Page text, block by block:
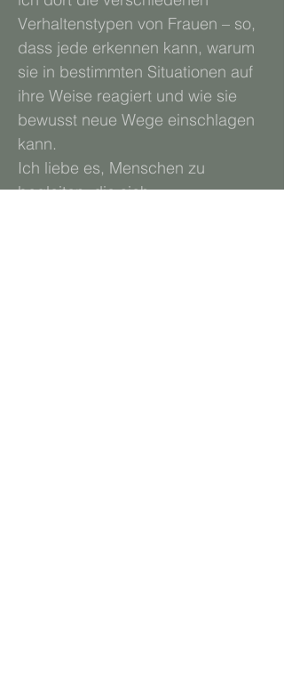
Verhaltenstypen von Frauen – so,
dass jede erkennen kann, warum
sie in bestimmten Situationen auf
ihre Weise reagiert und wie sie
bewusst neue Wege einschlagen
kann.
Ich liebe es, Menschen zu
begleiten, die sich